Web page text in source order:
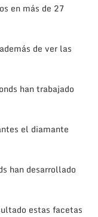
en más de 27
de ver las
han trabajado
el diamante
han desarrollado
estas facetas